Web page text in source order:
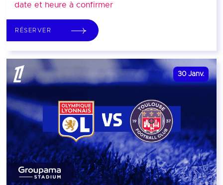
date et heure à confirmer
RÉSERVER
30 Janv.